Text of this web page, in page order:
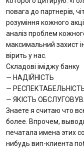
повага до партнерів,
розуміння кожного
аналіз проблем
максимальний захист
вірить у нас.
Складові іміджу банку
— НАДІЙНІСТЬ
—
— ЯКІСТЬ
Знаете я считаю что
более. Впрочем,
печатала имена этих
нибудь вип-клиента